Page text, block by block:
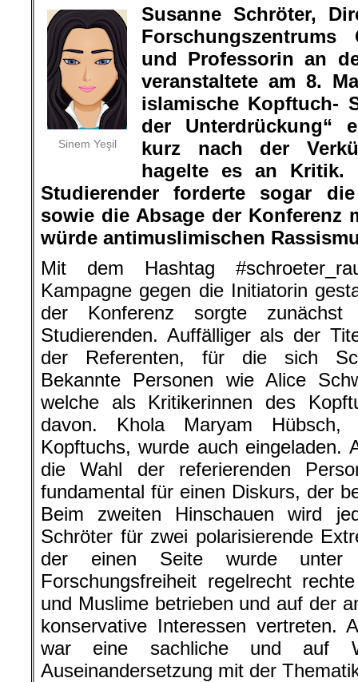
Sinem Yeşil
Susanne Schröter,
und Professorin an
veranstaltete am 8.
islamische Kopftuch-
der Unterdrückung“
kurz nach der
hagelte es an Kritik.
Studierender forderte sogar
sowie die Absage der Konferenz
würde antimuslimischen
Mit dem Hashtag
Kampagne gegen die Initiatorin
der Konferenz sorgte
Studierenden. Auffälliger als der
der Referenten, für die sich
Bekannte Personen wie Alice
welche als Kritikerinnen des
davon. Khola Maryam Hübsch,
Kopftuchs, wurde auch eingeladen.
die Wahl der referierenden
fundamental für einen Diskurs, der
Beim zweiten Hinschauen wird
Schröter für zwei polarisierende
der einen Seite wurde unter
Forschungsfreiheit regelrecht
und Muslime betrieben und auf der
konservative Interessen vertreten.
war eine sachliche und auf
Auseinandersetzung mit der